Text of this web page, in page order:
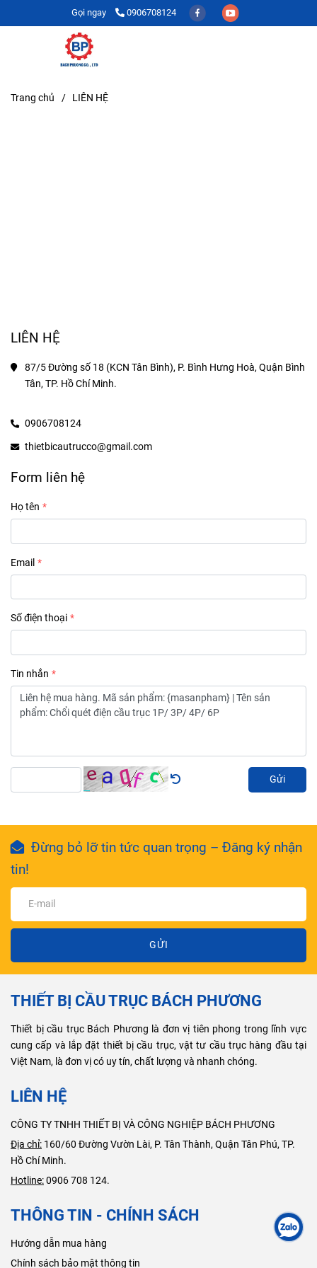
Gọi ngay 0906708124
Trang chủ / LIÊN HỆ
LIÊN HỆ
87/5 Đường số 18 (KCN Tân Bình), P. Bình Hưng Hoà, Quận Bình
Tân, TP. Hồ Chí Minh.
0906708124
thietbicautrucco@gmail.com
Form liên hệ
Họ tên
Email
Số điện thoại
Tin nhắn
Gửi
Đừng bỏ lỡ tin tức quan trọng – Đăng ký nhận
tin!
GỬI
THIẾT BỊ CẦU TRỤC BÁCH PHƯƠNG
Thiết bị cầu trục Bách Phương là đơn vị tiên phong trong lĩnh vực
cung cấp và lắp đặt thiết bị cầu trục, vật tư cầu trục hàng đầu tại
Việt Nam, là đơn vị có uy tín, chất lượng và nhanh chóng.
LIÊN HỆ
CÔNG TY TNHH THIẾT BỊ VÀ CÔNG NGHIỆP BÁCH PHƯƠNG
Địa chỉ: 160/60 Đường Vườn Lài, P. Tân Thành, Quận Tân Phú, TP.
Hồ Chí Minh.
Hotline:0906 708 124.
THÔNG TIN - CHÍNH SÁCH
Hướng dẫn mua hàng
Chính sách bảo mật thông tin